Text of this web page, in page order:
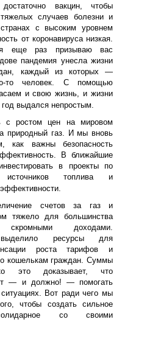
вакцин, чтобы
случаев болезни и
с высоким уровнем
от коронавируса низкая.
еще раз призываю вас
пандемия унесла жизни
каждый из которых —
то человек. С помощью
и свою жизнь, и жизни
выдался непростым.
с ростом цен на мировом
природный газ. И мы вновь
как важны безопасность
В ближайшие
в проекты по
источников топлива и
счетов за газ и
тяжело для большинства
доходами.
выделило ресурсы для
роста тарифов и
кошелькам граждан. Суммы
это доказывает, что
— и должно! — помогать
Вот ради чего мы
чтобы создать сильное
со своими